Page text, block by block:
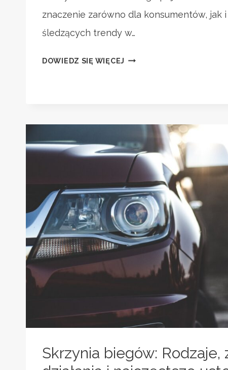
znaczenie zarówno dla konsumentów, jak
śledzących trendy w…
DOWIEDZ SIĘ WIĘCEJ SAMOCHÓD
–
RANKING
PORADY
Skrzynia biegów: Rodzaje,